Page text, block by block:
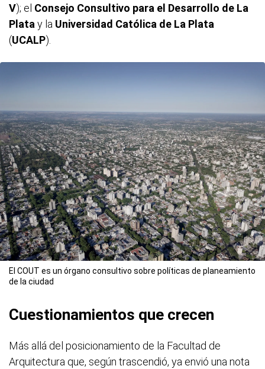
V); el Consejo Consultivo para el Desarrollo de La
Platay la Universidad Católica de La Plata
(UCALP).
El COUT es un órgano consultivo sobre políticas de planeamiento
de la ciudad
Cuestionamientos que crecen
Más allá del posicionamiento de la Facultad de
Arquitectura que, según trascendió, ya envió una nota